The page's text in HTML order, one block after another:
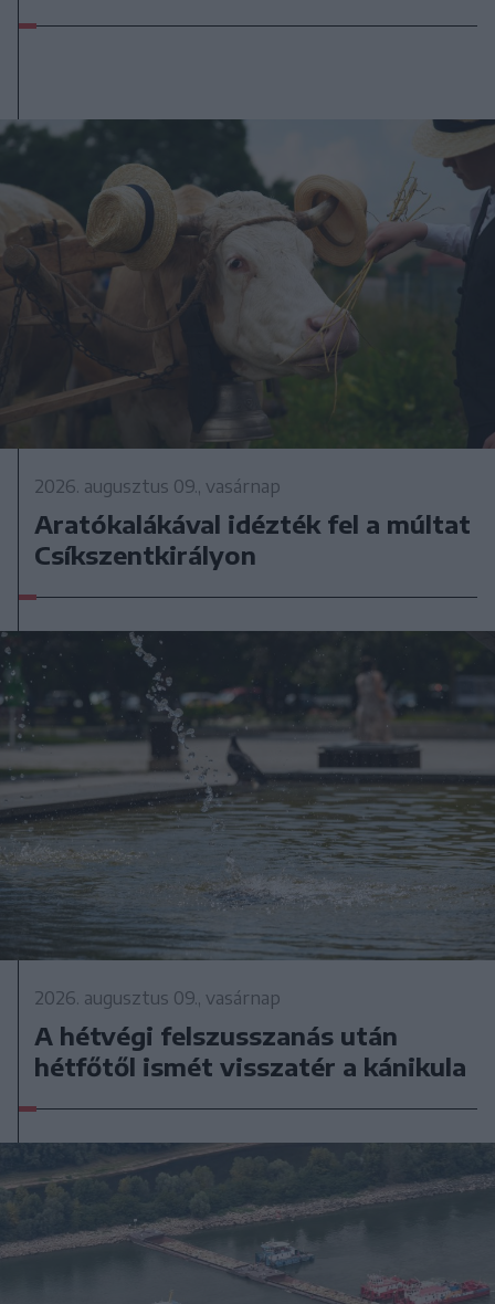
2026. augusztus 09., vasárnap
Aratókalákával idézték fel a múltat
Csíkszentkirályon
2026. augusztus 09., vasárnap
A hétvégi felszusszanás után
hétfőtől ismét visszatér a kánikula